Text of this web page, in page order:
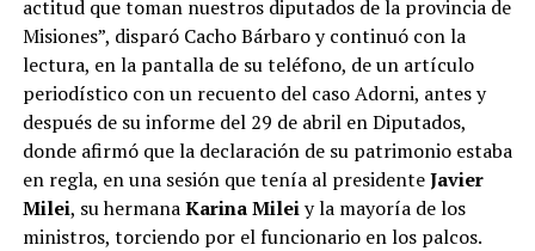
actitud que toman nuestros diputados de la provincia de
Misiones”, disparó Cacho Bárbaro y continuó con la
lectura, en la pantalla de su teléfono, de un artículo
periodístico con un recuento del caso Adorni, antes y
después de su informe del 29 de abril en Diputados,
donde afirmó que la declaración de su patrimonio estaba
en regla, en una sesión que tenía al presidenteJavier
Milei, su hermanaKarina Mileiy la mayoría de los
ministros, torciendo por el funcionario en los palcos.